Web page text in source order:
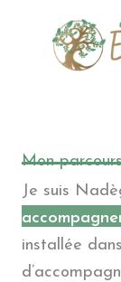
Mon
Je suis
installée